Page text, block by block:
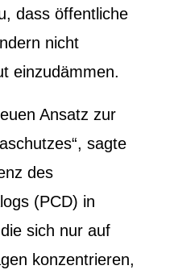
dass öffentliche
nicht
einzudämmen.
Ansatz zur
sagte
des
(PCD) in
sich nur auf
konzentrieren,